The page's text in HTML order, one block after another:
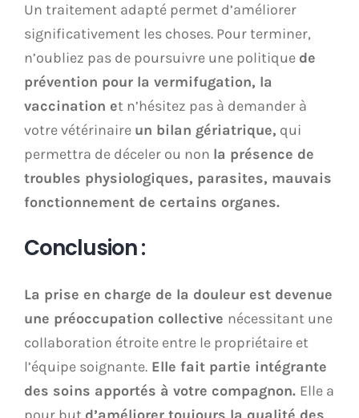
Un traitement adapté permet d’améliorer
significativement les choses. Pour terminer,
n’oubliez pas de poursuivre une politique de
prévention pour la vermifugation, la
vaccination et n’hésitez pas à demander à
votre vétérinaire un bilan gériatrique, qui
permettra de déceler ou non la présence de
troubles physiologiques, parasites, mauvais
fonctionnement de certains organes.
Conclusion :
La prise en charge de la douleur est devenue
une préoccupation collective nécessitant une
collaboration étroite entre le propriétaire et
l’équipe soignante. Elle fait partie intégrante
des soins apportés à votre compagnon. Elle a